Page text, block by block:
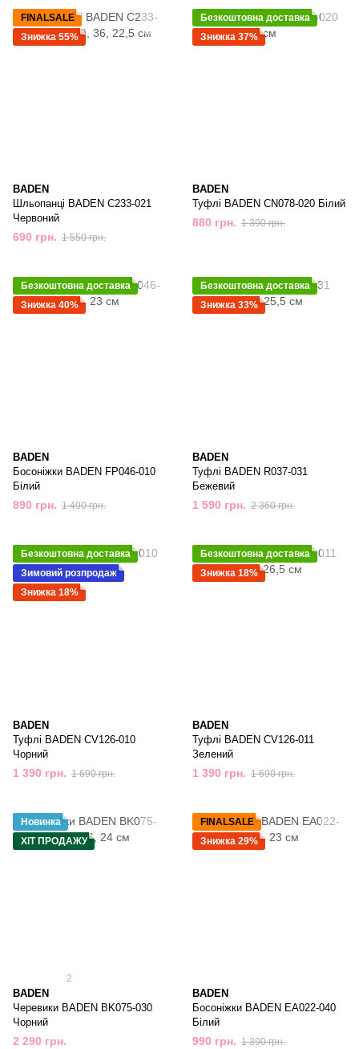
FINALSALE
Знижка 55%
BADEN
Шльопанці BADEN C233-021
Червоний
690 грн. 1 550 грн.
Безкоштовна доставка
Знижка 37%
BADEN
Туфлі BADEN CN078-020 Білий
880 грн. 1 390 грн.
Безкоштовна доставка
Знижка 40%
BADEN
Босоніжки BADEN FP046-010
Білий
890 грн. 1 490 грн.
Безкоштовна доставка
Знижка 33%
BADEN
Туфлі BADEN R037-031
Бежевий
1 590 грн. 2 360 грн.
Безкоштовна доставка
Зимовий розпродаж
Знижка 18%
BADEN
Туфлі BADEN CV126-010
Чорний
1 390 грн. 1 690 грн.
Безкоштовна доставка
Знижка 18%
BADEN
Туфлі BADEN CV126-011
Зелений
1 390 грн. 1 690 грн.
Новинка
ХІТ ПРОДАЖУ
2
BADEN
Черевики BADEN BK075-030
Чорний
2 290 грн.
FINALSALE
Знижка 29%
BADEN
Босоніжки BADEN EA022-040
Білий
990 грн. 1 390 грн.